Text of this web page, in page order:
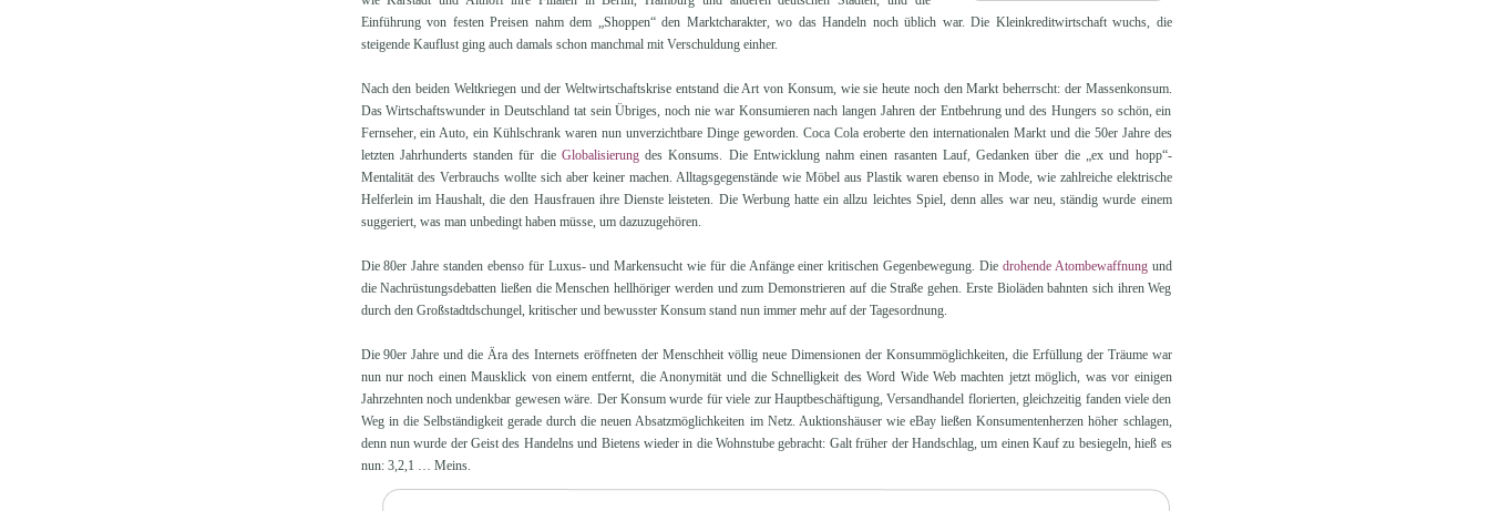
Einführung von festen Preisen nahm dem „Shoppen“ den Marktcharakter, wo das Handeln noch üblich war. Die Kleinkreditwirtschaft wuchs, die
steigende Kauflust ging auch damals schon manchmal mit Verschuldung einher.
Nach den beiden Weltkriegen und der Weltwirtschaftskrise entstand die Art von Konsum, wie sie heute noch den Markt beherrscht: der Massenkonsum.
Das Wirtschaftswunder in Deutschland tat sein Übriges, noch nie war Konsumieren nach langen Jahren der Entbehrung und des Hungers so schön, ein
Fernseher, ein Auto, ein Kühlschrank waren nun unverzichtbare Dinge geworden. Coca Cola eroberte den internationalen Markt und die 50er Jahre des
letzten Jahrhunderts standen für die Globalisierungdes Konsums. Die Entwicklung nahm einen rasanten Lauf, Gedanken über die „ex und hopp“-
Mentalität des Verbrauchs wollte sich aber keiner machen. Alltagsgegenstände wie Möbel aus Plastik waren ebenso in Mode, wie zahlreiche elektrische
Helferlein im Haushalt, die den Hausfrauen ihre Dienste leisteten. Die Werbung hatte ein allzu leichtes Spiel, denn alles war neu, ständig wurde einem
suggeriert, was man unbedingt haben müsse, um dazuzugehören.
Die 80er Jahre standen ebenso für Luxus- und Markensucht wie für die Anfänge einer kritischen Gegenbewegung. Die drohende Atombewaffnungund
die Nachrüstungsdebatten ließen die Menschen hellhöriger werden und zum Demonstrieren auf die Straße gehen. Erste Bioläden bahnten sich ihren Weg
durch den Großstadtdschungel, kritischer und bewusster Konsum stand nun immer mehr auf der Tagesordnung.
Die 90er Jahre und die Ära des Internets eröffneten der Menschheit völlig neue Dimensionen der Konsummöglichkeiten, die Erfüllung der Träume war
nun nur noch einen Mausklick von einem entfernt, die Anonymität und die Schnelligkeit des Word Wide Web machten jetzt möglich, was vor einigen
Jahrzehnten noch undenkbar gewesen wäre. Der Konsum wurde für viele zur Hauptbeschäftigung, Versandhandel florierten, gleichzeitig fanden viele den
Weg in die Selbständigkeit gerade durch die neuen Absatzmöglichkeiten im Netz. Auktionshäuser wie eBay ließen Konsumentenherzen höher schlagen,
denn nun wurde der Geist des Handelns und Bietens wieder in die Wohnstube gebracht: Galt früher der Handschlag, um einen Kauf zu besiegeln, hieß es
nun: 3,2,1 … Meins.